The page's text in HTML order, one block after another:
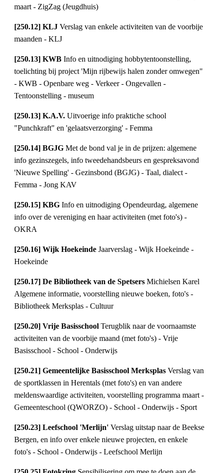
maart - ZigZag (Jeugdhuis)
[250.12] KLJ Verslag van enkele activiteiten van de voorbije
maanden - KLJ
[250.13] KWB Info en uitnodiging hobbytentoonstelling,
toelichting bij project 'Mijn rijbewijs halen zonder omwegen"
- KWB - Openbare weg - Verkeer - Ongevallen -
Tentoonstelling - museum
[250.13] K.A.V. Uitvoerige info praktiche school
"Punchkraft" en 'gelaatsverzorging' - Femma
[250.14] BGJG Met de bond val je in de prijzen: algemene
info gezinszegels, info tweedehandsbeurs en gespreksavond
'Nieuwe Spelling' - Gezinsbond (BGJG) - Taal, dialect -
Femma - Jong KAV
[250.15] KBG Info en uitnodiging Opendeurdag, algemene
info over de vereniging en haar activiteiten (met foto's) -
OKRA
[250.16] Wijk Hoekeinde Jaarverslag - Wijk Hoekeinde -
Hoekeinde
[250.17] De Bibliotheek van de Spetsers Michielsen Karel
Algemene informatie, voorstelling nieuwe boeken, foto's -
Bibliotheek Merksplas - Cultuur
[250.20] Vrije Basisschool Terugblik naar de voornaamste
activiteiten van de voorbije maand (met foto's) - Vrije
Basisschool - School - Onderwijs
[250.21] Gemeentelijke Basisschool Merksplas Verslag van
de sportklassen in Herentals (met foto's) en van andere
meldenswaardige activiteiten, voorstelling programma maart -
Gemeenteschool (QWORZO) - School - Onderwijs - Sport
[250.23] Leefschool 'Merlijn' Verslag uitstap naar de Beekse
Bergen, en info over enkele nieuwe projecten, en enkele
foto's - School - Onderwijs - Leefschool Merlijn